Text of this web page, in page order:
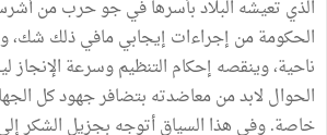
الذي تعيشه البلاد بأسرها في جو حرب من
الحكومة من إجراءات إيجابي مافي ذلك شك،
ناحية، وينقصه إحكام التنظيم وسرعة الإنجاز
الحوال لابد من معاضدته بتضافر جهود كل
خاصة. وفي هذا السياق أتوجه بجزيل الشكر